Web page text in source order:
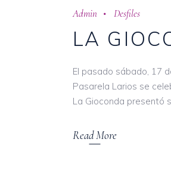
Admin Desfiles
LA
El pasado sábado, 17
Pasarela Larios se
La Gioconda presentó
Read More